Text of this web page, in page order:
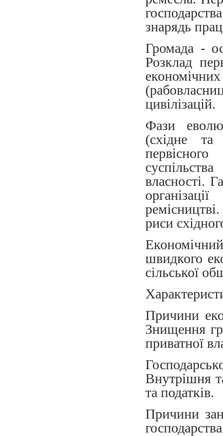
знарядь
Громада -
Розклад
цивілізацій.
Фази
(східне та
власності.
риси
швидкого
сільської
Причини
Знищення
приватної
Внутрішня
та податків.
Причини